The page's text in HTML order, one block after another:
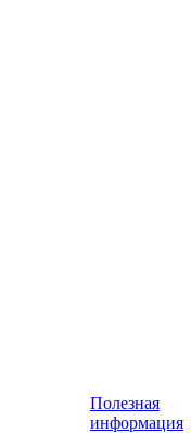
Полезная
информация